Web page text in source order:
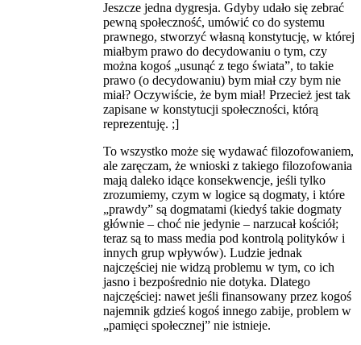
Jeszcze jedna dygresja. Gdyby udało się zebrać
pewną społeczność, umówić co do systemu
prawnego, stworzyć własną konstytucję, w której
miałbym prawo do decydowaniu o tym, czy
można kogoś „usunąć z tego świata”, to takie
prawo (o decydowaniu) bym miał czy bym nie
miał? Oczywiście, że bym miał! Przecież jest tak
zapisane w konstytucji społeczności, którą
reprezentuję. ;]
To wszystko może się wydawać filozofowaniem,
ale zaręczam, że wnioski z takiego filozofowania
mają daleko idące konsekwencje, jeśli tylko
zrozumiemy, czym w logice są dogmaty, i które
„prawdy” są dogmatami (kiedyś takie dogmaty
głównie – choć nie jedynie – narzucał kościół;
teraz są to mass media pod kontrolą polityków i
innych grup wpływów). Ludzie jednak
najczęściej nie widzą problemu w tym, co ich
jasno i bezpośrednio nie dotyka. Dlatego
najczęściej: nawet jeśli finansowany przez kogoś
najemnik gdzieś kogoś innego zabije, problem w
„pamięci społecznej” nie istnieje.